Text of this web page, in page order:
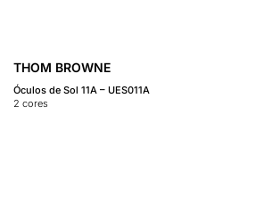
THOM BROWNE
Óculos de Sol 11A – UES011A
2 cores